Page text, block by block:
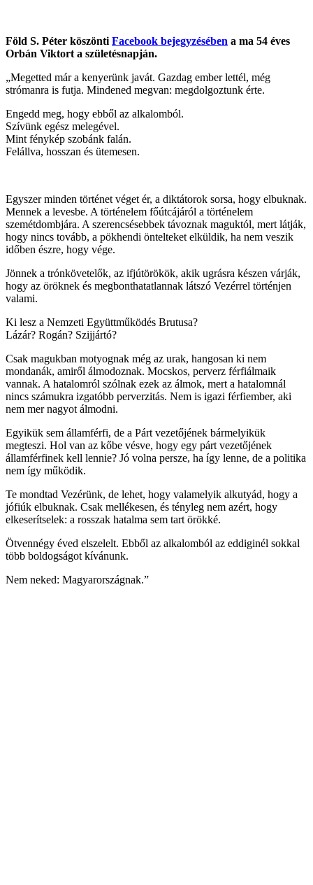
Föld S. Péter köszönti Facebook bejegyzésében a ma 54 éves
Orbán Viktort a születésnapján.
„Megetted már a kenyerünk javát. Gazdag ember lettél, még
strómanra is futja. Mindened megvan: megdolgoztunk érte.
Engedd meg, hogy ebből az alkalomból.
Szívünk egész melegével.
Mint fénykép szobánk falán.
Felállva, hosszan és ütemesen.
Egyszer minden történet véget ér, a diktátorok sorsa, hogy elbuknak.
Mennek a levesbe. A történelem főútcájáról a történelem
szemétdombjára. A szerencsésebbek távoznak maguktól, mert látják,
hogy nincs tovább, a pökhendi öntelteket elküldik, ha nem veszik
időben észre, hogy vége.
Jönnek a trónkövetelők, az ifjútörökök, akik ugrásra készen várják,
hogy az öröknek és megbonthatatlannak látszó Vezérrel történjen
valami.
Ki lesz a Nemzeti Együttműködés Brutusa?
Lázár? Rogán? Szijjártó?
Csak magukban motyognak még az urak, hangosan ki nem
mondanák, amiről álmodoznak. Mocskos, perverz férfiálmaik
vannak. A hatalomról szólnak ezek az álmok, mert a hatalomnál
nincs számukra izgatóbb perverzitás. Nem is igazi férfiember, aki
nem mer nagyot álmodni.
Egyikük sem államférfi, de a Párt vezetőjének bármelyikük
megteszi. Hol van az kőbe vésve, hogy egy párt vezetőjének
államférfinek kell lennie? Jó volna persze, ha így lenne, de a politika
nem így működik.
Te mondtad Vezérünk, de lehet, hogy valamelyik alkutyád, hogy a
jófiúk elbuknak. Csak mellékesen, és tényleg nem azért, hogy
elkeserítselek: a rosszak hatalma sem tart örökké.
Ötvennégy éved elszelelt. Ebből az alkalomból az eddiginél sokkal
több boldogságot kívánunk.
Nem neked: Magyarországnak.”